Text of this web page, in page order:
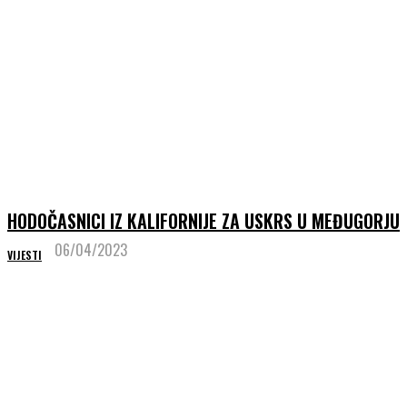
HODOČASNICI IZ KALIFORNIJE ZA USKRS U MEĐUGORJU
VIJESTI 06/04/2023